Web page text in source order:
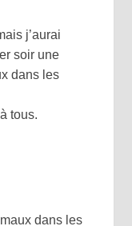
j’aurai
soir une
dans les
tous.
dans les